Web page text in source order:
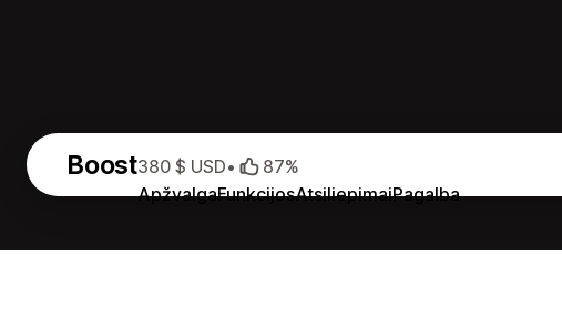
Boost
ApžvalgaFunkcijosAtsiliepimaiPagalba
380 $ USD• 87%